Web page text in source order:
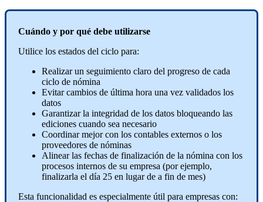
Cuándo y por qué debe utilizarse
Utilice los estados del ciclo para:
Realizar un seguimiento claro del progreso de cada
ciclo de nómina
Evitar cambios de última hora una vez validados los
datos
Garantizar la integridad de los datos bloqueando las
ediciones cuando sea necesario
Coordinar mejor con los contables externos o los
proveedores de nóminas
Alinear las fechas de finalización de la nómina con los
procesos internos de su empresa (por ejemplo,
finalizarla el día 25 en lugar de a fin de mes)
Esta funcionalidad es especialmente útil para empresas con: